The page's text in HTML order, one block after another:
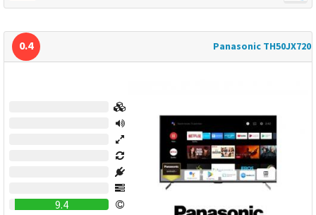
Panasonic TH50JX720
0.4
9.4